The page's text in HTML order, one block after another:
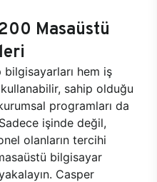
Masaüstü
hem iş
sahip olduğu
programları da
işinde değil,
olanların tercihi
bilgisayar
Casper